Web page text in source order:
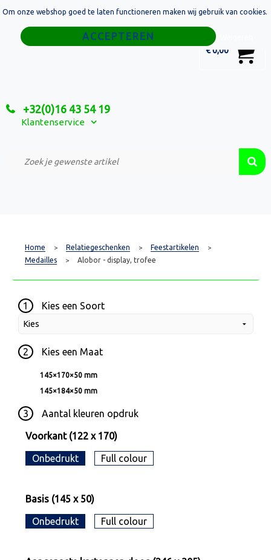
€ 0,00
+32(0)16 43 54 19
Klantenservice
Home
Relatiegeschenken
Custom Made Projecten
Home > Relatiegeschenken > Feestartikelen >
Medailles > Alobor - display, trofee
1 Kies een Soort
2 Kies een Maat
145×170×50 mm
145×184×50 mm
3 Aantal kleuren opdruk
Voorkant (122 x 170)
Onbedrukt Full colour
Basis (145 x 50)
Onbedrukt Full colour
Om onze webshop goed te laten functioneren maken wij gebruik van cookies.